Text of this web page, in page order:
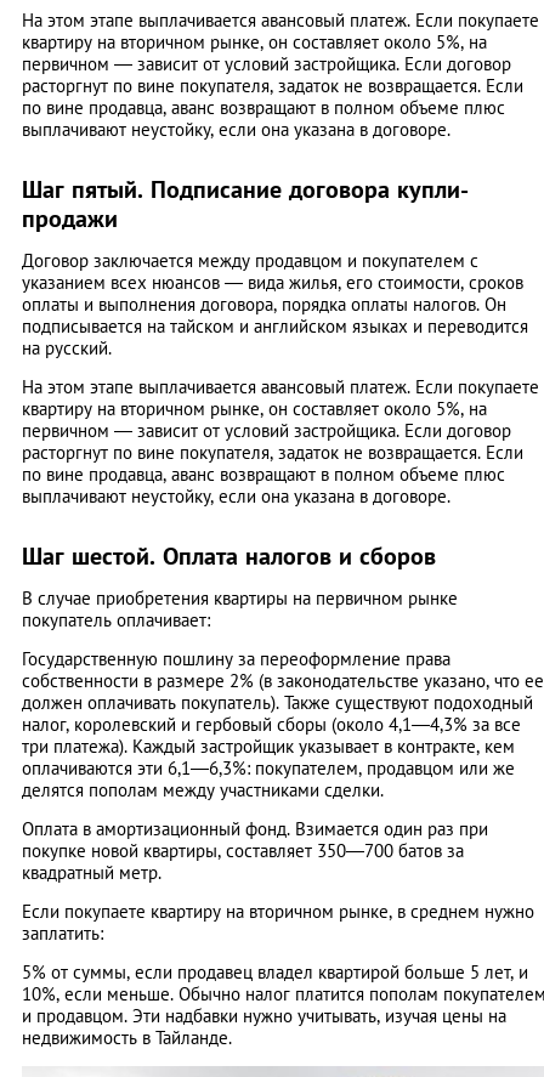
На этом этапе выплачивается авансовый платеж. Если покупаете
квартиру на вторичном рынке, он составляет около 5%, на
первичном — зависит от условий застройщика. Если договор
расторгнут по вине покупателя, задаток не возвращается. Если
по вине продавца, аванс возвращают в полном объеме плюс
выплачивают неустойку, если она указана в договоре.
Шаг пятый. Подписание договора купли-
продажи
Договор заключается между продавцом и покупателем с
указанием всех нюансов — вида жилья, его стоимости, сроков
оплаты и выполнения договора, порядка оплаты налогов. Он
подписывается на тайском и английском языках и переводится
на русский.
На этом этапе выплачивается авансовый платеж. Если покупаете
квартиру на вторичном рынке, он составляет около 5%, на
первичном — зависит от условий застройщика. Если договор
расторгнут по вине покупателя, задаток не возвращается. Если
по вине продавца, аванс возвращают в полном объеме плюс
выплачивают неустойку, если она указана в договоре.
Шаг шестой. Оплата налогов и сборов
В случае приобретения квартиры на первичном рынке
покупатель оплачивает:
Государственную пошлину за переоформление права
собственности в размере 2% (в законодательстве указано, что ее
должен оплачивать покупатель). Также существуют подоходный
налог, королевский и гербовый сборы (около 4,1—4,3% за все
три платежа). Каждый застройщик указывает в контракте, кем
оплачиваются эти 6,1—6,3%: покупателем, продавцом или же
делятся пополам между участниками сделки.
Оплата в амортизационный фонд. Взимается один раз при
покупке новой квартиры, составляет 350—700 батов за
квадратный метр.
Если покупаете квартиру на вторичном рынке, в среднем нужно
заплатить:
5% от суммы, если продавец владел квартирой больше 5 лет, и
10%, если меньше. Обычно налог платится пополам
и продавцом. Эти надбавки нужно учитывать, изучая цены на
недвижимость в Тайланде.